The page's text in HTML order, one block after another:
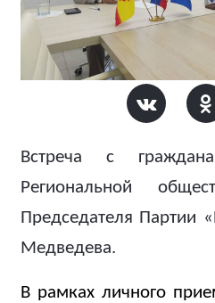
Встреча с
Региональной
Председателя Партии
Медведева.
В рамках личного